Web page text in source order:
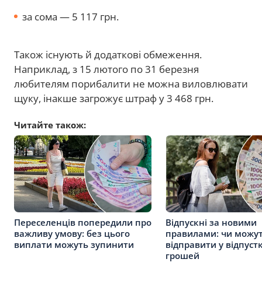
за сома — 5 117 грн.
Також існують й додаткові обмеження.
Наприклад, з 15 лютого по 31 березня
любителям порибалити не можна виловлювати
щуку, інакше загрожує штраф у 3 468 грн.
Читайте також:
Переселенців попередили про
важливу умову: без цього
виплати можуть зупинити
Відпускні за новими
правилами: чи
відправити у
грошей